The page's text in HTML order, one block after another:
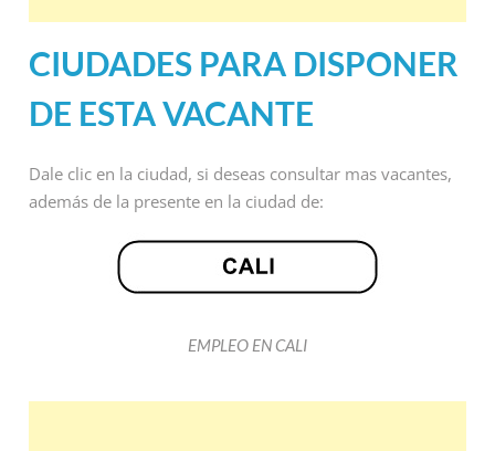
CIUDADES PARA DISPONER
DE ESTA VACANTE
Dale clic en la ciudad, si deseas consultar mas vacantes,
además de la presente en la ciudad de:
EMPLEO EN CALI